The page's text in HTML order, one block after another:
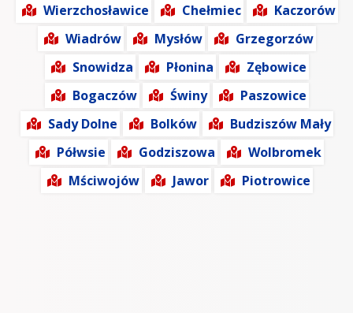
Wierzchosławice
Chełmiec
Kaczorów
Wiadrów
Mysłów
Grzegorzów
Snowidza
Płonina
Zębowice
Bogaczów
Świny
Paszowice
Sady Dolne
Bolków
Budziszów Mały
Półwsie
Godziszowa
Wolbromek
Mściwojów
Jawor Piotrowice